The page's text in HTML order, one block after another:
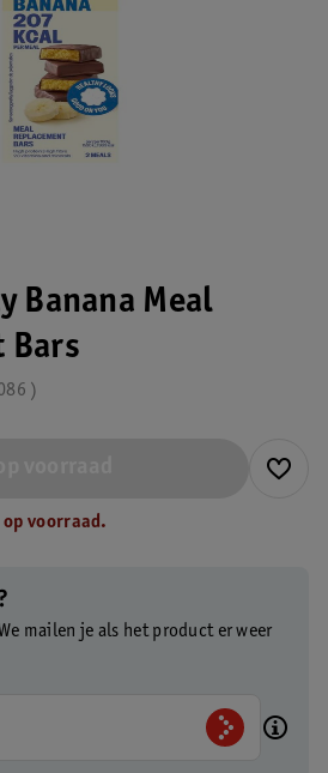
Banana Meal
Bars
voorraad.
mailen je als het product er weer